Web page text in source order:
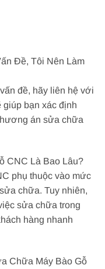
Đề, Tôi Nên Làm
đề, hãy liên hệ với
giúp bạn xác định
án sửa chữa
CNC Là Bao Lâu?
phụ thuộc vào mức
chữa. Tuy nhiên,
sửa chữa trong
hàng nhanh
Chữa Máy Bào Gỗ